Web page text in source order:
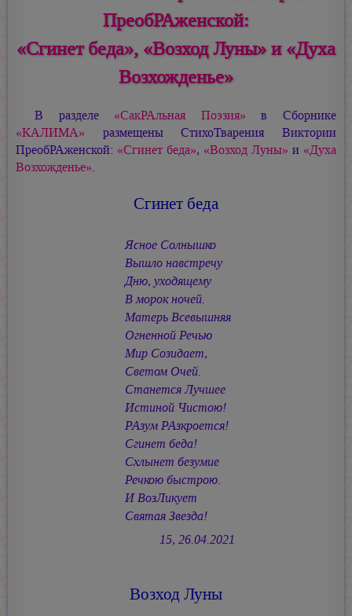
ПреобРАженской:
«Сгинет беда», «Возход Луны» и «Духа
Возхожденье»
В разделе «СакРАльная Поэзия» в Сборнике
«КАЛИМА» размещены СтихоТварения Виктории
ПреобРАженской: «Сгинет беда», «Возход Луны» и «Духа
Возхожденье».
Сгинет беда
Ясное Солнышко
Вышло навстречу
Дню, уходящему
В морок ночей.
Матерь Всевышняя
Огненной Речью
Мир Созидает,
Светом Очей.
Станется Лучшее
Истиной Чистою!
РАзум РАзкроется!
Сгинет беда!
Схлынет безумие
Речкою быстрою.
И ВозЛикует
Святая Звезда!
15, 26.04.2021
Возход Луны